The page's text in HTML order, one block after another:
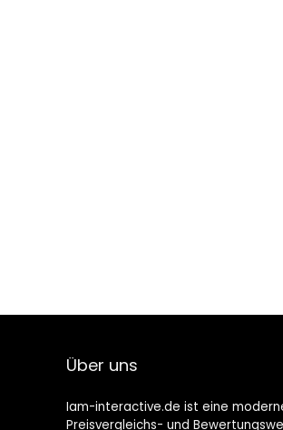
Über uns
Iam-interactive.de ist eine
Preisvergleichs- und